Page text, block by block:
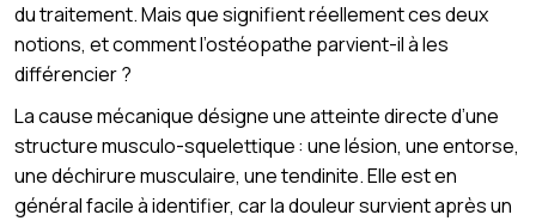
du traitement. Mais que signifient réellement ces deux
notions, et comment l’ostéopathe parvient-il à les
différencier ?
La cause mécanique désigne une atteinte directe d’une
structure musculo-squelettique : une lésion, une entorse,
une déchirure musculaire, une tendinite. Elle est en
général facile à identifier, car la douleur survient après un